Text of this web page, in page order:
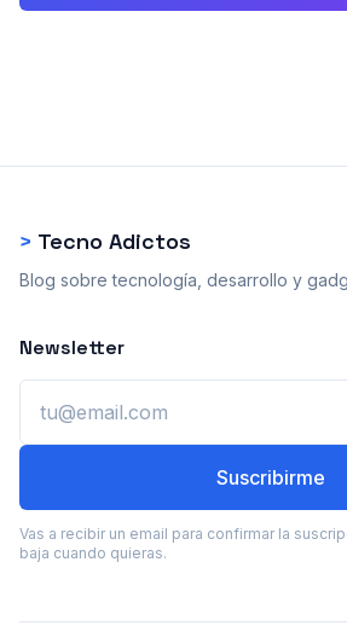
> Tecno Adictos
Blog sobre tecnología, desarrollo y
Newsletter
Suscribirme
Vas a recibir un email para confirmar la
baja cuando quieras.